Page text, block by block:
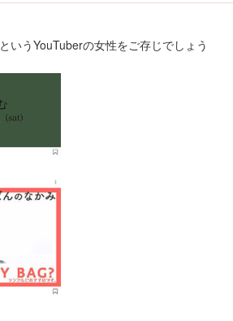
いうYouTuberの女性をご存じでしょう